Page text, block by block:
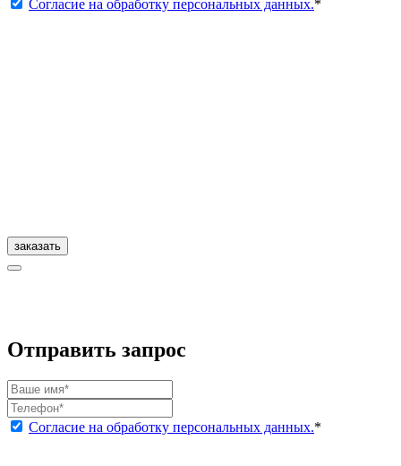
Согласие на обработку персональных данных.*
заказать
Отправить запрос
Согласие на обработку персональных данных.*